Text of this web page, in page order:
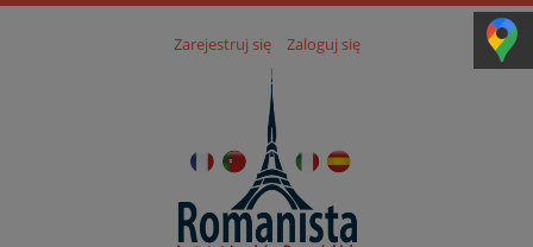
Zarejestruj się Zaloguj się